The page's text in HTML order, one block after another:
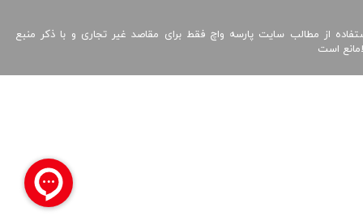
از مطالب سایت پارسه واچ فقط برای مقاصد غیر تجاری و با ذکر منبع
است